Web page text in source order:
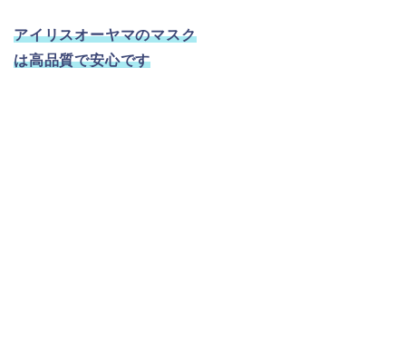
アイリスオーヤマのマスク
は高品質で安心です